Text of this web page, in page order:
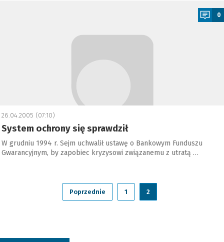
0
26.04.2005 (07:10)
System ochrony się sprawdził
W grudniu 1994 r. Sejm uchwalił ustawę o Bankowym Funduszu
Gwarancyjnym, by zapobiec kryzysowi związanemu z utratą …
Poprzednie 1 2